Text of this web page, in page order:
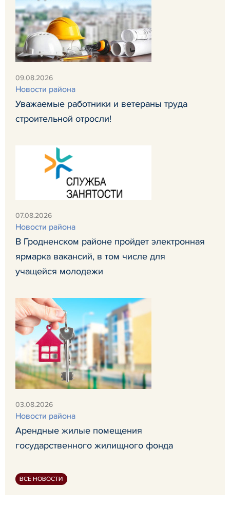
09.08.2026
Новости района
Уважаемые работники и ветераны труда
строительной отросли!
07.08.2026
Новости района
В Гродненском районе пройдет электронная
ярмарка вакансий, в том числе для
учащейся молодежи
03.08.2026
Новости района
Арендные жилые помещения
государственного жилищного фонда
ВСЕ НОВОСТИ